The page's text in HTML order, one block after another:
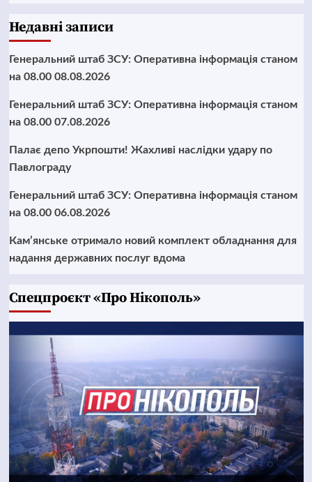
Недавні записи
Генеральний штаб ЗСУ: Оперативна інформація станом
на 08.00 08.08.2026
Генеральний штаб ЗСУ: Оперативна інформація станом
на 08.00 07.08.2026
Палає депо Укрпошти! Жахливі наслідки удару по
Павлограду
Генеральний штаб ЗСУ: Оперативна інформація станом
на 08.00 06.08.2026
Кам’янське отримало новий комплект обладнання для
надання державних послуг вдома
Cпецпроєкт «Про Нікополь»